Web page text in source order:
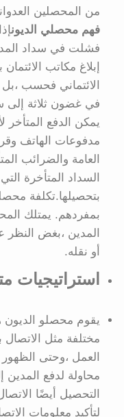
من المحصلين
فهم محصلي الديون
فشلت في سداد
إبلاغ مكاتب
الائتماني فحسب
في غضون ثلاثة إلى
يمكن الدفع المتأخر
مدفوعات الهاتف
العامة والضرائب
السداد المتأخرة
بتحصيلها.تكلفة
بمفردهم. يمتلك
المدين ،بغض النظر
أو نقله.
استراتيجيات
يقوم محصلو الديون
مختلفة مثل
العمل ،وحتى
محاولة لدفع
التحصيل أيضًا
لتأكيد معلومات